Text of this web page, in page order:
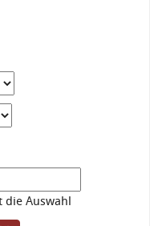
die Auswahl